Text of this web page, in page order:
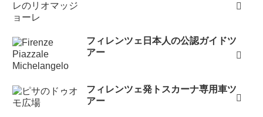
フィレンツェ日本人の公認ガイドツ
アー
フィレンツェ発トスカーナ専用車ツ
アー